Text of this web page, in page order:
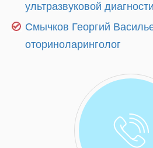
ультразвуковой
Смычков Георгий
оториноларинголог